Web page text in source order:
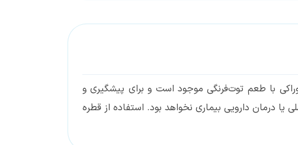
با طعم توت‌فرنگی موجود است و برای پیشگیری و
درمان دارویی بیماری نخواهد بود. استفاده از قطره